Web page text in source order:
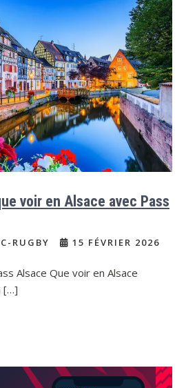
voir en Alsace avec Pass
RUGBY 15 FÉVRIER 2026
Alsace Que voir en Alsace
[…]